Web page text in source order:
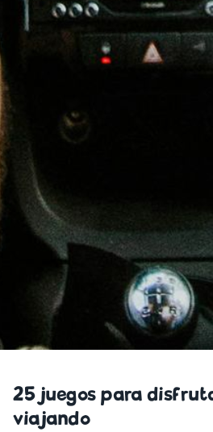
25 juegos para
viajando